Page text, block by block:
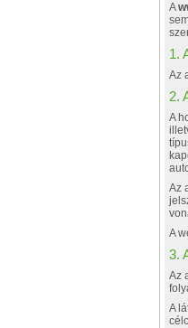
A
1.
Az
2.
A
Az
A
3.
Az
A